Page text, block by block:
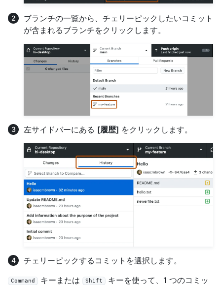
ブランチの一覧から、チェリーピックしたいコミット
が含まれるブランチをクリックします。
左サイドバーにある [履歴] をクリックします。
チェリーピックするコミットを選択します。
Command キーまたは Shift
キーを使って、1 つのコミッ